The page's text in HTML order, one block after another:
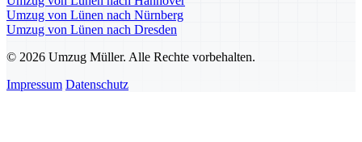
Umzug von Lünen nach Nürnberg
Umzug von Lünen nach Dresden
© 2026 Umzug Müller. Alle Rechte vorbehalten.
Impressum Datenschutz